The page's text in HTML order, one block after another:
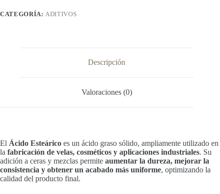
CATEGORÍA: ADITIVOS
Descripción
Valoraciones (0)
El Ácido Esteárico es un ácido graso sólido, ampliamente utilizado en
la fabricación de velas, cosméticos y aplicaciones industriales. Su
adición a ceras y mezclas permite aumentar la dureza, mejorar la
consistencia y obtener un acabado más uniforme, optimizando la
calidad del producto final.